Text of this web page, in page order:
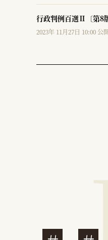
行政判例百選Ⅱ〔第8
2023年 11月27日 10:00 公